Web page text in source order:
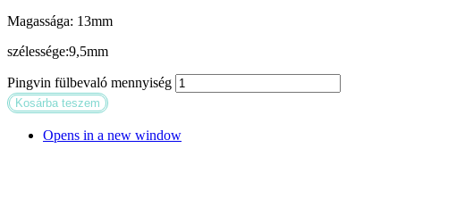
Magassága: 13mm
szélessége:9,5mm
Pingvin fülbevaló mennyiség
Kosárba teszem
Opens in a new window